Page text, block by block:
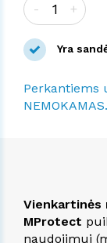
- +
Yra
Perkantiems
NEMOKAMAS.
MProtect
naudojimui